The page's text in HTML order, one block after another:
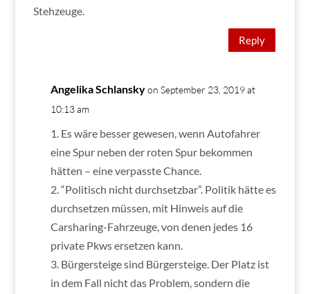
Stehzeuge.
Reply
Angelika Schlansky on September 23, 2019 at
10:13 am
1. Es wäre besser gewesen, wenn Autofahrer
eine Spur neben der roten Spur bekommen
hätten – eine verpasste Chance.
2. “Politisch nicht durchsetzbar”. Politik hätte es
durchsetzen müssen, mit Hinweis auf die
Carsharing-Fahrzeuge, von denen jedes 16
private Pkws ersetzen kann.
3. Bürgersteige sind Bürgersteige. Der Platz ist
in dem Fall nicht das Problem, sondern die